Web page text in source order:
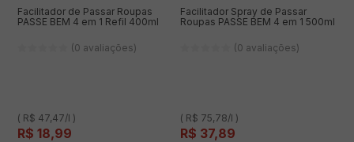
Facilitador de Passar Roupas
PASSE BEM 4 em 1 Refil 400ml
(0 avaliações)
( R$ 47,47/l )
R$ 18,99
Facilitador Spray de Passar
Roupas PASSE BEM 4 em 1 500ml
(0 avaliações)
( R$ 75,78/l )
R$ 37,89